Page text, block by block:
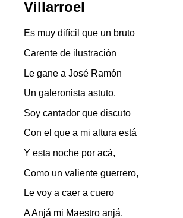
Villarroel
Es muy difícil que un bruto
Carente de ilustración
Le gane a José Ramón
Un galeronista astuto.
Soy cantador que discuto
Con el que a mi altura está
Y esta noche por acá,
Como un valiente guerrero,
Le voy a caer a cuero
A Anjá mi Maestro anjá.